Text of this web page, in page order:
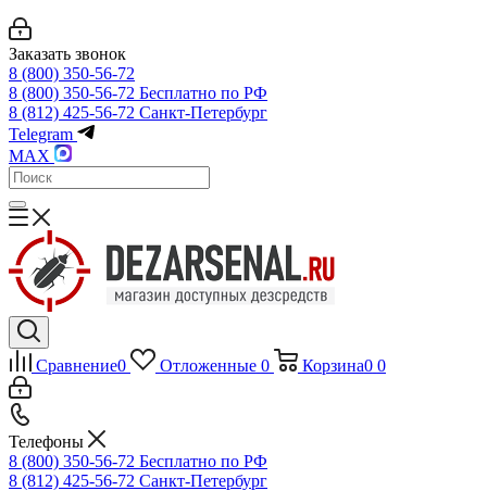
Заказать звонок
8 (800) 350-56-72
8 (800) 350-56-72 Бесплатно по РФ
8 (812) 425-56-72 Санкт-Петербург
Telegram
MAX
Сравнение0 Отложенные 0 Корзина0 0
Телефоны
8 (800) 350-56-72 Бесплатно по РФ
8 (812) 425-56-72 Санкт-Петербург